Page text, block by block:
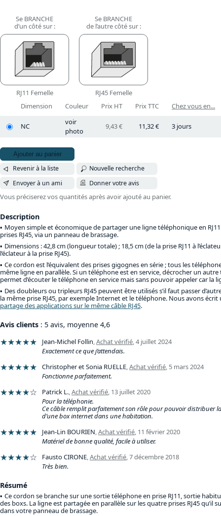
Se BRANCHE
d’un côté sur :
RJ11 Femelle
Se BRANCHE
de l’autre côté sur :
RJ45 Femelle
Dimension
Couleur Prix HT Prix TTC Chez vous en...
NC
voir
photo
9,43 € 11,32 € 3 jours
Ajouter au panier
Revenir à la liste
Nouvelle recherche
Envoyer à un ami
Donner votre avis
Vous préciserez vos quantités après avoir ajouté au panier.
Description
Moyen simple et économique de partager une ligne téléphonique en
prises RJ45, via un panneau de brassage.
Dimensions : 42,8 cm (longueur totale) ; 18,5 cm (de la prise RJ11 à
l’éclateur à la prise RJ45).
Ce cordon est l’équivalent des prises gigognes en série ; tous les
même ligne en parallèle. Si un téléphone est en service, décrocher un
permet d’écouter le téléphone en service mais sans pouvoir appeler car la
Des doubleurs ou tripleurs RJ45 peuvent être utilisés s’il faut passer
la même prise RJ45, par exemple Internet et le téléphone. Nous avons écrit
partage des applications sur le même câble RJ45.
Avis clients : 5 avis, moyenne 4,6
★★★★★ Jean-Michel Follin,Achat vérifié,4 juillet 2024
Exactement ce que j’attendais.
★★★★★ Christopher et Sonia RUELLE,Achat vérifié, 5 mars 2024
Fonctionne parfaitement.
★★★★☆ Patrick L.,Achat vérifié, 13 juillet 2020
Pour la téléphonie.
Ce câble remplit parfaitement son rôle pour pouvoir distribuer
d’une box internet dans une habitation.
★★★★★ Jean-Lin BOURIEN,Achat vérifié, 11 février 2020
Matériel de bonne qualité, facile à utiliser.
★★★★☆ Fausto CIRONE,Achat vérifié,7 décembre 2018
Très bien.
Résumé
Ce cordon se branche sur une sortie téléphone en prise RJ11, sortie
des boxs. La ligne est partagée en parallèle sur les quatre prises RJ45 qu’il
dans votre panneau de brassage.